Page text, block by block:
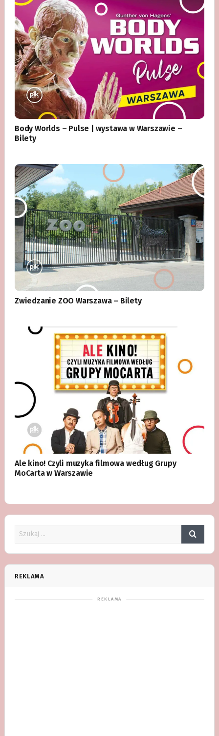
Body Worlds – Pulse | wystawa w Warszawie –
Bilety
Zwiedzanie ZOO Warszawa – Bilety
Ale kino! Czyli muzyka filmowa według Grupy
MoCarta w Warszawie
REKLAMA